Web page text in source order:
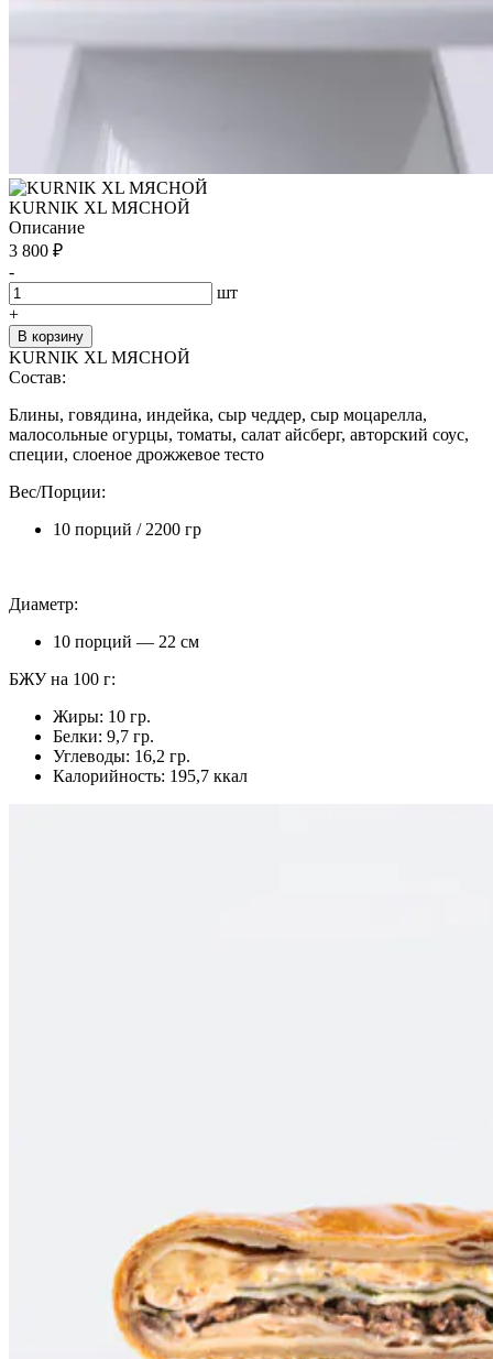
KURNIK XL МЯСНОЙ
Описание
3 800 ₽
-
шт
+
В корзину
KURNIK XL МЯСНОЙ
Состав:
Блины, говядина, индейка, сыр чеддер, сыр моцарелла,
малосольные огурцы, томаты, салат айсберг, авторский соус,
специи, слоеное дрожжевое тесто
Вес/Порции:
10 порций / 2200 гр
Диаметр:
10 порций — 22 см
БЖУ на 100 г:
Жиры: 10 гр.
Белки: 9,7 гр.
Углеводы: 16,2 гр.
Калорийность: 195,7 ккал